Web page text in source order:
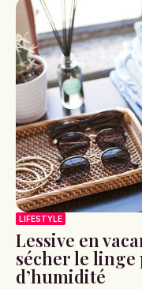
LIFESTYLE
Lessive en
sécher le linge
d’humidité